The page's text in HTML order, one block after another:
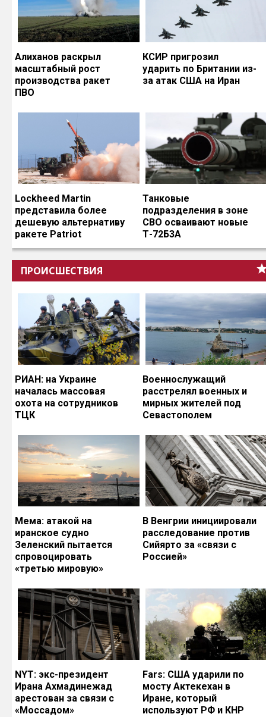
Алиханов раскрыл
масштабный рост
производства ракет
ПВО
КСИР пригрозил
ударить по Британии из-
за атак США на Иран
Lockheed Martin
представила более
дешевую альтернативу
ракете Patriot
Танковые
подразделения в зоне
СВО осваивают новые
Т-72Б3А
ПРОИСШЕСТВИЯ
РИАН: на Украине
началась массовая
охота на сотрудников
ТЦК
Военнослужащий
расстрелял военных и
мирных жителей под
Севастополем
Мема: атакой на
иранское судно
Зеленский пытается
спровоцировать
«третью мировую»
В Венгрии инициировали
расследование против
Сийярто за «связи с
Россией»
NYT: экс-президент
Ирана Ахмадинежад
арестован за связи с
«Моссадом»
Fars: США ударили по
мосту Актекехан в
Иране, который
используют РФ и КНР